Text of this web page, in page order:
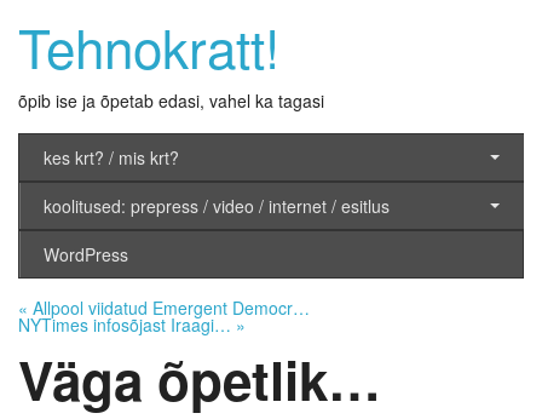
Tehnokratt!
õpib ise ja õpetab edasi, vahel ka tagasi
kes krt? / mis krt?
koolitused: prepress / video / internet / esitlus
WordPress
« Allpool viidatud Emergent Democr…
NYTimes infosõjast Iraagi… »
Väga õpetlik…